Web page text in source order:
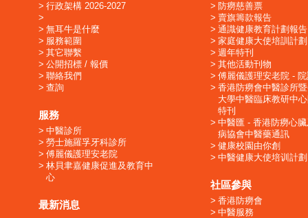
行政架構 2026-2027
無耳牛是什麼
服務範圍
其它聯繫
公開招標 / 報價
聯絡我們
查詢
服務
中醫診所
勞士施羅孚牙科診所
傅麗儀護理安老院
林貝聿嘉健康促進及教育中
心
最新消息
防癆慈善票
賣旗籌款報告
通識健康教育計劃報告
家庭健康大使培訓計劃
週年特刊
其他活動刊物
傅麗儀護理安老院 -
香港防癆會中醫診所
大學中醫臨床教研中
特刊
中醫匯 - 香港防癆心
病協會中醫藥通訊
健康校園由你創
中醫健康大使培训計劃
社區參與
香港防癆會
中醫服務